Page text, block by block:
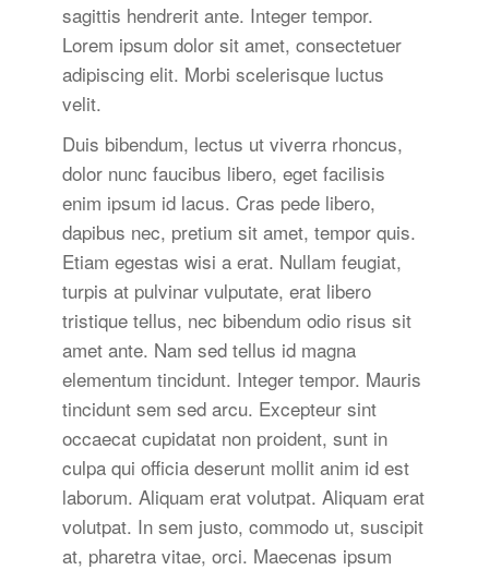
sagittis hendrerit ante. Integer tempor.
Lorem ipsum dolor sit amet, consectetuer
adipiscing elit. Morbi scelerisque luctus
velit.
Duis bibendum, lectus ut viverra rhoncus,
dolor nunc faucibus libero, eget facilisis
enim ipsum id lacus. Cras pede libero,
dapibus nec, pretium sit amet, tempor quis.
Etiam egestas wisi a erat. Nullam feugiat,
turpis at pulvinar vulputate, erat libero
tristique tellus, nec bibendum odio risus sit
amet ante. Nam sed tellus id magna
elementum tincidunt. Integer tempor. Mauris
tincidunt sem sed arcu. Excepteur sint
occaecat cupidatat non proident, sunt in
culpa qui officia deserunt mollit anim id est
laborum. Aliquam erat volutpat. Aliquam erat
volutpat. In sem justo, commodo ut, suscipit
at, pharetra vitae, orci. Maecenas ipsum